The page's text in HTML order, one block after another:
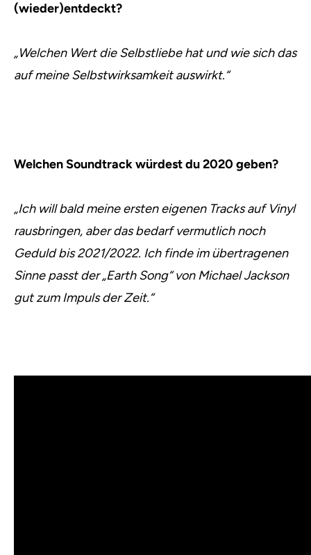
(wieder)entdeckt?
„Welchen Wert die Selbstliebe hat und wie sich das
auf meine Selbstwirksamkeit auswirkt.“
Welchen Soundtrack würdest du 2020 geben?
„Ich will bald meine ersten eigenen Tracks auf Vinyl
rausbringen, aber das bedarf vermutlich noch
Geduld bis 2021/2022. Ich finde im übertragenen
Sinne passt der „Earth Song“ von Michael Jackson
gut zum Impuls der Zeit.“